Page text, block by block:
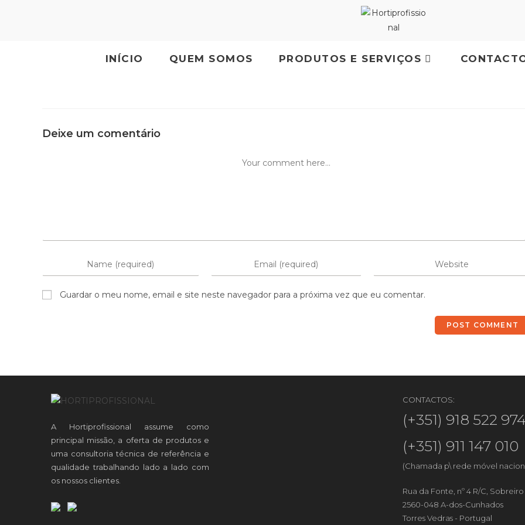
INÍCIO QUEM SOMOS PRODUTOS E SERVIÇOS
Deixe um comentário
Guardar o meu nome, email e site neste navegador para a próxima vez que eu comentar.
A Hortiprofissional assume como
principal missão, a oferta de produtos e
uma consultoria técnica de referência e
qualidade trabalhando lado a lado com
os nossos clientes.
CONTACTOS:
(+351) 918 522
(+351) 911 147 010
(Chamada p\ rede móvel
Rua da Fonte, nº 4 R/C,
2560-048 A-dos-Cunhados
Torres Vedras - Portugal